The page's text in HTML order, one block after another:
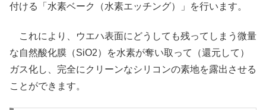
付ける「水素ベーク（水素エッチング）」を行います。
これにより、ウエハ表面にどうしても残ってしまう微量
な自然酸化膜（SiO2）を水素が奪い取って（還元して）
ガス化し、完全にクリーンなシリコンの素地を露出させる
ことができます。